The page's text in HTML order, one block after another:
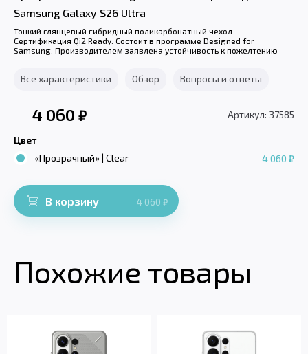
Samsung Galaxy S26 Ultra
Тонкий глянцевый гибридный поликарбонатный чехол.
Сертификация Qi2 Ready. Состоит в программе Designed for
Samsung. Производителем заявлена устойчивость к пожелтению
Все характеристики Обзор Вопросы и ответы
4 060 ₽ Артикул: 37585
Цвет
«Прозрачный» | Clear
4 060 ₽
В корзину 4 060 ₽
Похожие товары